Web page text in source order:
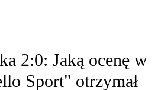
2:0: Jaką ocenę w
Sport" otrzymał